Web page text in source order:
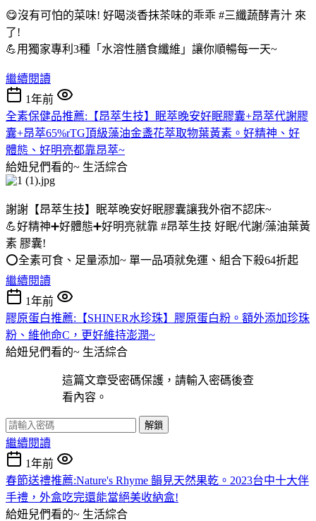
😋沒有可怕的菜味! 好喝淡香抹茶味的乖乖 #三纖蔬酵青汁 來
了!
💪用獨家專利3種「水溶性膳食纖維」讓你順暢每一天~
繼續閱讀
1年前
全素保健品推薦:【昂萃生技】眠萃晚安好眠膠囊+昂萃代謝膠
囊+昂萃65%rTG頂級藻油金盞花萃取物葉黃素。好精神、好
體態、好明亮都靠昂萃~
給妞兒們看的~ 生活綜合
謝謝【昂萃生技】眠萃晚安好眠膠囊讓我外宿不認床~
💪好精神➕好體態➕好明亮就靠 #昂萃生技 好眠/代謝/藻油葉黃
素 膠囊!
⭕全素可食、足量添加~ 單一品項就免運、組合下殺64折起
繼續閱讀
1年前
膠原蛋白推薦:【SHINER水珍珠】膠原蛋白粉。額外添加珍珠
粉、維他命C，更好維持澎潤~
給妞兒們看的~ 生活綜合
這篇文章受密碼保護，請輸入密碼後查
看內容。
解鎖
繼續閱讀
1年前
春節送禮推薦:Nature's Rhyme 韻見天然果乾。2023台中十大伴
手禮，外盒吃完還能當絕美收納盒!
給妞兒們看的~ 生活綜合